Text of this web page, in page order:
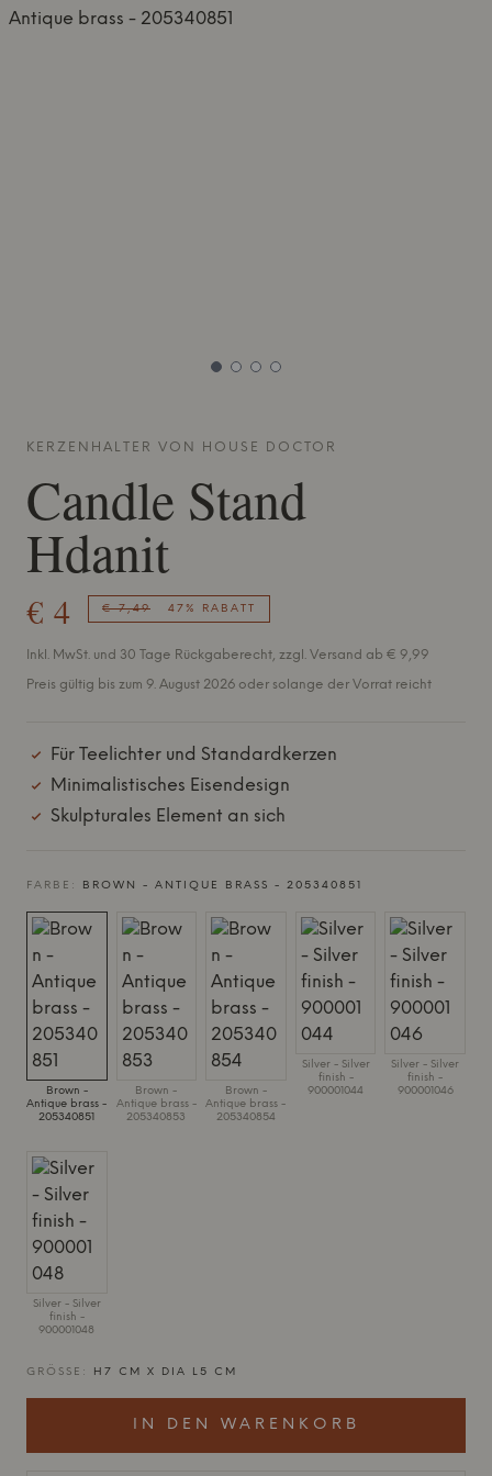
KERZENHALTER VON HOUSE DOCTOR
Candle Stand
Hdanit
€ 4 € 7,49 47% RABATT
Inkl. MwSt. und 30 Tage Rückgaberecht, zzgl. Versand ab € 9,99
Preis gültig bis zum 9. August 2026 oder solange der Vorrat reicht
Für Teelichter und Standardkerzen
Minimalistisches Eisendesign
Skulpturales Element an sich
FARBE: BROWN - ANTIQUE BRASS - 205340851
Brown -
Antique brass -
205340851
Brown -
Antique brass -
205340853
Brown -
Antique brass -
205340854
Silver - Silver
finish -
900001044
Silver - Silver
finish -
900001046
Silver - Silver
finish -
900001048
GRÖSSE: H7 CM X DIA L5 CM
IN DEN WARENKORB